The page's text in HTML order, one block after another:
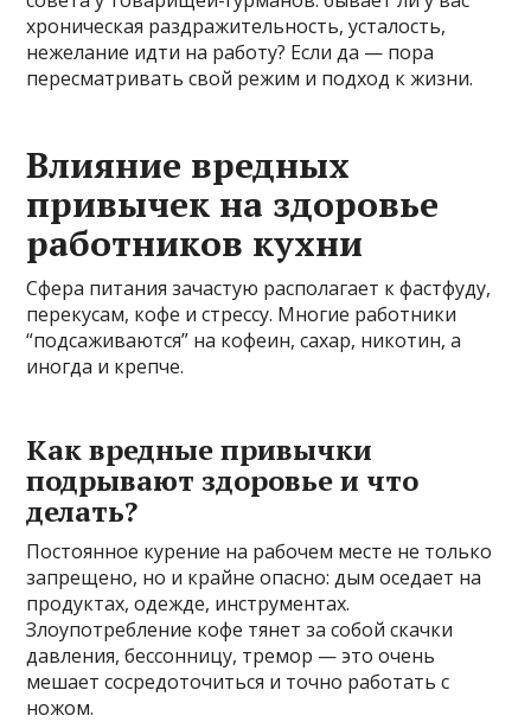
хроническая раздражительность, усталость,
нежелание идти на работу? Если да — пора
пересматривать свой режим и подход к жизни.
Влияние вредных
привычек на здоровье
работников кухни
Сфера питания зачастую располагает к фастфуду,
перекусам, кофе и стрессу. Многие работники
“подсаживаются” на кофеин, сахар, никотин, а
иногда и крепче.
Как вредные привычки
подрывают здоровье и что
делать?
Постоянное курение на рабочем месте не только
запрещено, но и крайне опасно: дым оседает на
продуктах, одежде, инструментах.
Злоупотребление кофе тянет за собой скачки
давления, бессонницу, тремор — это очень
мешает сосредоточиться и точно работать с
ножом.